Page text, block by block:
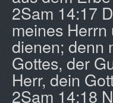
2Sam 14:17
meines
dienen; denn
Gottes, der
Herr, dein
2Sam 14:18